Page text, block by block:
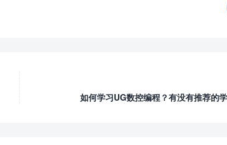
如何学习UG数控编程？有没有推荐的